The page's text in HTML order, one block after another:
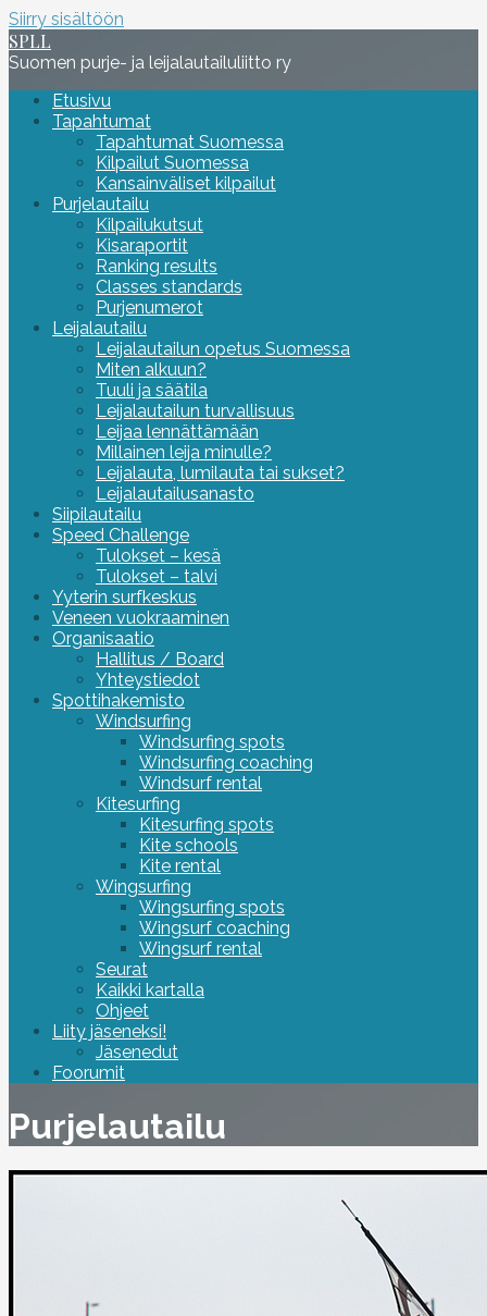
Siirry sisältöön
SPLL
Suomen purje- ja leijalautailuliitto ry
Etusivu
Tapahtumat
Tapahtumat Suomessa
Kilpailut Suomessa
Kansainväliset kilpailut
Purjelautailu
Kilpailukutsut
Kisaraportit
Ranking results
Classes standards
Purjenumerot
Leijalautailu
Leijalautailun opetus Suomessa
Miten alkuun?
Tuuli ja säätila
Leijalautailun turvallisuus
Leijaa lennättämään
Millainen leija minulle?
Leijalauta, lumilauta tai sukset?
Leijalautailusanasto
Siipilautailu
Speed Challenge
Tulokset – kesä
Tulokset – talvi
Yyterin surfkeskus
Veneen vuokraaminen
Organisaatio
Hallitus / Board
Yhteystiedot
Spottihakemisto
Windsurfing
Windsurfing spots
Windsurfing coaching
Windsurf rental
Kitesurfing
Kitesurfing spots
Kite schools
Kite rental
Wingsurfing
Wingsurfing spots
Wingsurf coaching
Wingsurf rental
Seurat
Kaikki kartalla
Ohjeet
Liity jäseneksi!
Jäsenedut
Foorumit
Purjelautailu